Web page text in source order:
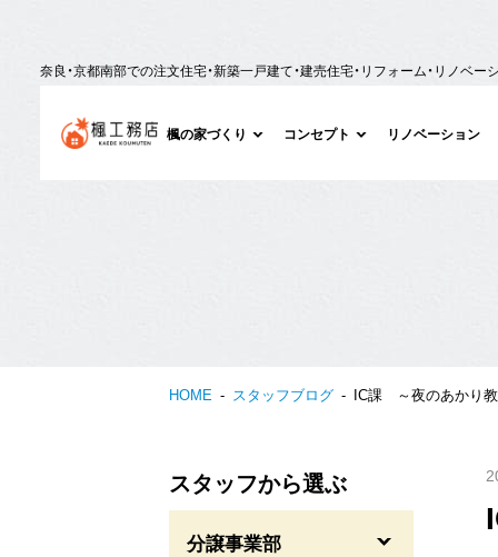
奈良・京都南部での注文住宅・新築一戸建て・建売住宅・リフォーム・リノベ
楓の家づくり コンセプト リノベーション
HOME スタッフブログ IC課 ～夜のあかり
スタッフから選ぶ
分譲事業部